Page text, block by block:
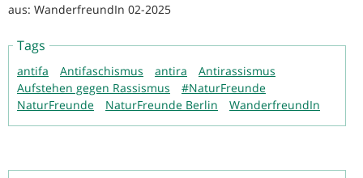
aus: WanderfreundIn 02-2025
Tags
antifa Antifaschismus antira
Antirassismus
Aufstehen gegen Rassismus
#NaturFreunde
NaturFreunde
NaturFreunde Berlin WanderfreundIn